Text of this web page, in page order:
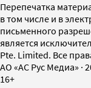
Перепечатка
в том числе и в
письменного
является
Pte. Limited. Все
AO «АС Рус Медиа» ·
16+